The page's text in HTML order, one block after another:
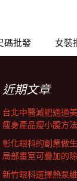
碼批發 女裝
近期文章
台北中醫減肥通通
瘦身產品瘦小腹方
彰化眼科的創業做
局部畫室可疊加的除
新竹眼科選擇熱泵